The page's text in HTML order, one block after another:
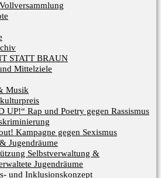
STATT BRAUN
Mittelziele
Musik
UP!“ Rap und Poetry gegen Rassismus
Kampagne gegen Sexismus
Jugendräume
Selbstverwaltung &
Jugendräume​
und Inklusionskonzept